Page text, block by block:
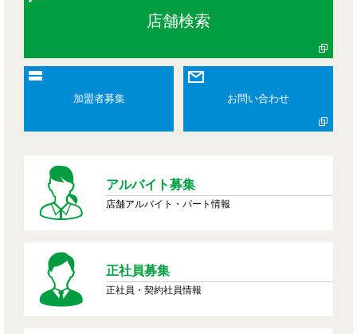
店舗検索
加盟者募集 お問い合わせ
アルバイト募集
店舗アルバイト・パート情報
正社員募集
正社員・契約社員情報